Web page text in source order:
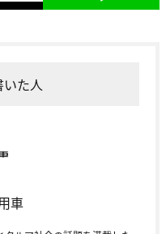
いた人
車